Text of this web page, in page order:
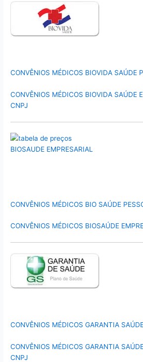
CONVÊNIOS MÉDICOS BIOVIDA SAÚDE
CONVÊNIOS MÉDICOS BIOVIDA SAÚDE
CNPJ
CONVÊNIOS MÉDICOS BIO SAÚDE
CONVÊNIOS MÉDICOS BIOSAÚDE
CONVÊNIOS MÉDICOS GARANTIA
CONVÊNIOS MÉDICOS GARANTIA
CNPJ